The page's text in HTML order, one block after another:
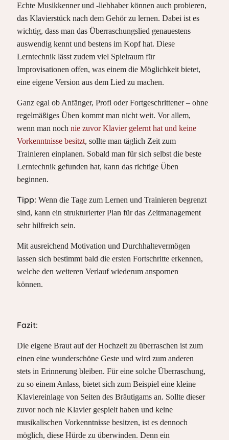
Echte Musikkenner und -liebhaber können auch probieren,
das Klavierstück nach dem Gehör zu lernen. Dabei ist es
wichtig, dass man das Überraschungslied genauestens
auswendig kennt und bestens im Kopf hat. Diese
Lerntechnik lässt zudem viel Spielraum für
Improvisationen offen, was einem die Möglichkeit bietet,
eine eigene Version aus dem Lied zu machen.
Ganz egal ob Anfänger, Profi oder Fortgeschrittener – ohne
regelmäßiges Üben kommt man nicht weit. Vor allem,
wenn man noch nie zuvor Klavier gelernt hat und keine
Vorkenntnisse besitzt, sollte man täglich Zeit zum
Trainieren einplanen. Sobald man für sich selbst die beste
Lerntechnik gefunden hat, kann das richtige Üben
beginnen.
Tipp: Wenn die Tage zum Lernen und Trainieren begrenzt
sind, kann ein strukturierter Plan für das Zeitmanagement
sehr hilfreich sein.
Mit ausreichend Motivation und Durchhaltevermögen
lassen sich bestimmt bald die ersten Fortschritte erkennen,
welche den weiteren Verlauf wiederum anspornen
können.
Fazit:
Die eigene Braut auf der Hochzeit zu überraschen ist zum
einen eine wunderschöne Geste und wird zum anderen
stets in Erinnerung bleiben. Für eine solche Überraschung,
zu so einem Anlass, bietet sich zum Beispiel eine kleine
Klaviereinlage von Seiten des Bräutigams an. Sollte dieser
zuvor noch nie Klavier gespielt haben und keine
musikalischen Vorkenntnisse besitzen, ist es dennoch
möglich, diese Hürde zu überwinden. Denn ein